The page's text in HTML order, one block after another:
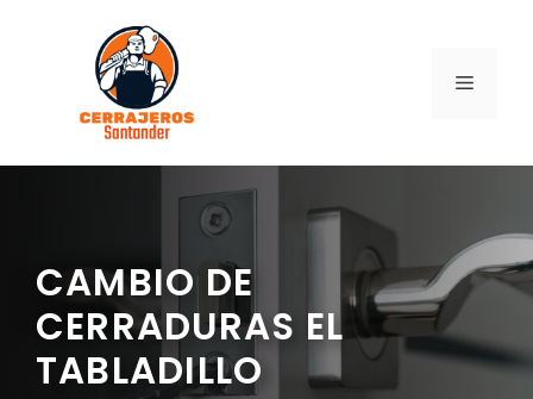
contenido
MENÚ
CAMBIO DE
CERRADURAS EL
TABLADILLO